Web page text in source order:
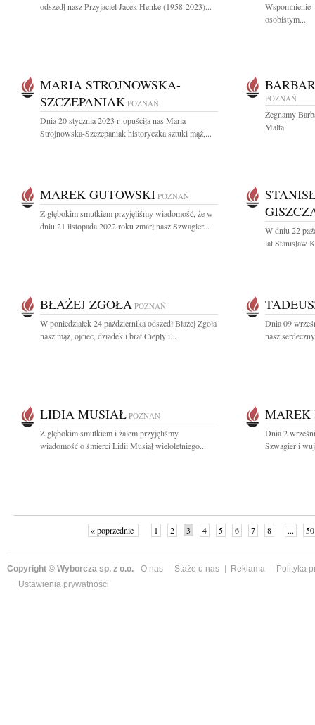
odszedł nasz Przyjaciel Jacek Henke (1958-2023)...
Wspomnienie
osobistym...
MARIA STROJNOWSKA-
SZCZEPANIAK POZNAŃ
Dnia 20 stycznia 2023 r. opuściła nas Maria
Strojnowska-Szczepaniak historyczka sztuki mąż,...
POZNAŃ
Żegnamy
Malta
MAREK GUTOWSKI POZNAŃ
Z głębokim smutkiem przyjęliśmy wiadomość, że w
dniu 21 listopada 2022 roku zmarł nasz Szwagier...
W dniu 22
lat Stanisław
BŁAŻEJ ZGOŁA POZNAŃ
W poniedziałek 24 października odszedł Błażej Zgoła
nasz mąż, ojciec, dziadek i brat Ciepły i...
Dnia 09
nasz
LIDIA MUSIAŁ POZNAŃ
Z głębokim smutkiem i żalem przyjęliśmy
wiadomość o śmierci Lidii Musiał wieloletniego...
Dnia 2
Szwagier i
« poprzednie 1 2 3 4 5 6 7 8 ... 50
Copyright © Wyborcza sp. z o.o. O nas Staże u nas Reklama
Polityka
Ustawienia prywatności